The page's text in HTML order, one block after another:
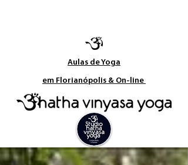
Aulas de Yoga​
em Florianópolis & On-line